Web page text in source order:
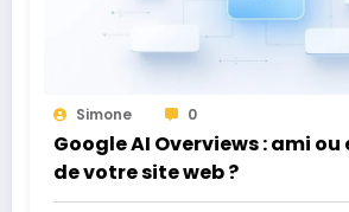
Simone 0
Google AI Overviews : ami ou
de votre site web ?